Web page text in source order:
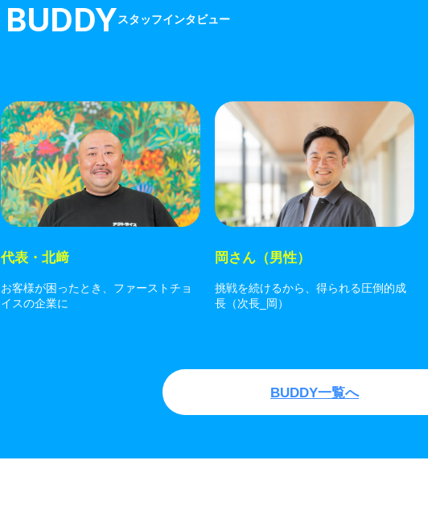
BUDDYスタッフインタビュー
代表・北﨑
お客様が困ったとき、ファーストチョ
イスの企業に
岡さん（男性）
挑戦を続けるから、得られる圧倒的成
長（次長_岡）
BUDDY一覧へ